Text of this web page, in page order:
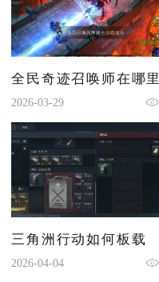
全民奇迹召唤师在哪里
2026-03-29
三角洲行动如何板载
2026-04-04